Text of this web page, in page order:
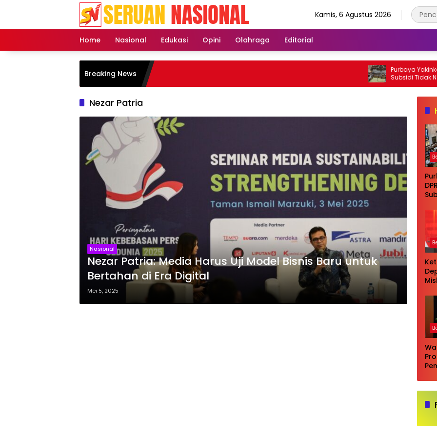
Kamis, 6 Agustus 2026
Home Nasional Edukasi Opini Olahraga Editorial
Breaking News
Purbaya Yakinkan
Subsidi Tidak Naik di
Tangan
Nezar Patria
Nasional
Nezar Patria: Media Harus Uji Model Bisnis Baru untuk
Bertahan di Era Digital
Mei 5, 2025